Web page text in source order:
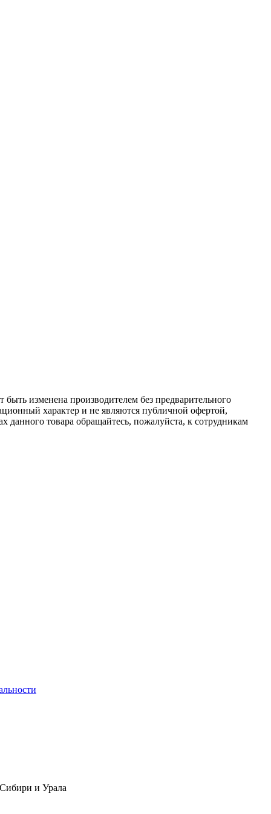
изменена производителем без предварительного
характер и не являются публичной офертой,
данного товара обращайтесь, пожалуйста, к сотрудникам
и Урала